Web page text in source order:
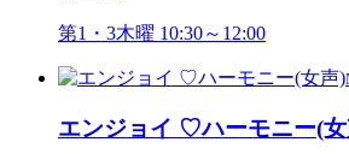
第1・3木曜 10:30～12:00
エンジョイ ♡ハーモニー(